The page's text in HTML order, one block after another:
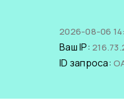
2026-08-06
Ваш IP:
ID запроса: